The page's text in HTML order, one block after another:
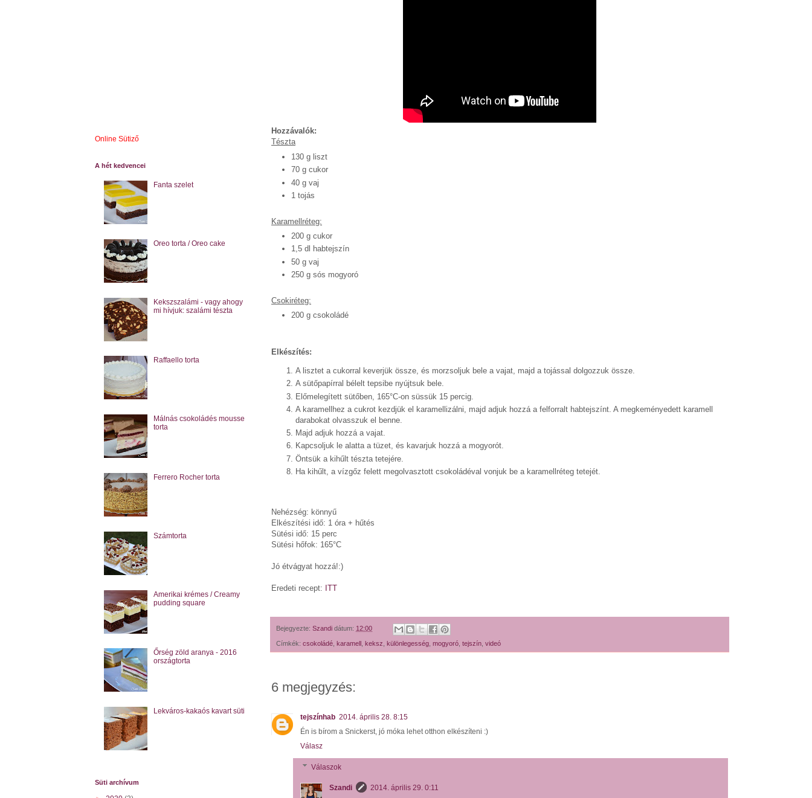
Hozzávalók:
Tészta
130 g liszt
70 g cukor
40 g vaj
1 tojás
Karamellréteg:
200 g cukor
1,5 dl habtejszín
50 g vaj
250 g sós mogyoró
Csokiréteg:
200 g csokoládé
Elkészítés:
A lisztet a cukorral keverjük össze, és morzsoljuk bele a vajat, majd a tojással dolgozzuk össze.
A sütőpapírral bélelt tepsibe nyújtsuk bele.
Előmelegített sütőben, 165°C-on süssük 15 percig.
A karamellhez a cukrot kezdjük el karamellizálni, majd adjuk hozzá a felforralt habtejszínt. A megkeményedett karamell
darabokat olvasszuk el benne.
Majd adjuk hozzá a vajat.
Kapcsoljuk le alatta a tüzet, és kavarjuk hozzá a mogyorót.
Öntsük a kihűlt tészta tetejére.
Ha kihűlt, a vízgőz felett megolvasztott csokoládéval vonjuk be a karamellréteg tetejét.
Nehézség: könnyű
Elkészítési idő: 1 óra + hűtés
Sütési idő: 15 perc
Sütési hőfok: 165°C
Jó étvágyat hozzá!:)
Eredeti recept: ITT
Bejegyezte: Szandi dátum: 12:00
Címkék: csokoládé karamell keksz különlegesség mogyoró tejszín videó
6 megjegyzés:
tejszínhab 2014. április 28. 8:15
Én is bírom a Snickerst, jó móka lehet otthon elkészíteni :)
Válasz
Válaszok
Szandi
2014. április 29. 0:11
Online Sütiző
A hét kedvencei
Fanta szelet
Oreo torta / Oreo cake
Kekszszalámi - vagy ahogy
mi hívjuk: szalámi tészta
Raffaello torta
Málnás csokoládés mousse
torta
Ferrero Rocher torta
Számtorta
Amerikai krémes / Creamy
pudding square
Őrség zöld aranya - 2016
országtorta
Lekváros-kakaós kavart süti
Süti archívum